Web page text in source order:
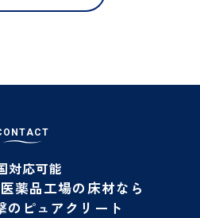
O N TACT
対応可能
薬品工場の床材なら
のピュアクリート